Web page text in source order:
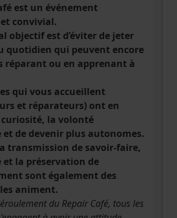
est un événement
convivial.
objectif est d’éviter de jeter
quotidien qui peuvent encore
réparant ou en apprenant à
qui vous accueillent
et réparateurs) ont en
la volonté
et de devenir plus autonomes.
transmission de savoir-faire,
la préservation de
sont également des
animent.
du Repair Café, tous les